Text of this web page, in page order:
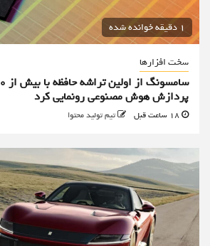
1 دقیقه خوانده شده
سخت افزارها
پردازش هوش مصنوعی رونمایی کرد
تیم تولید محتوا